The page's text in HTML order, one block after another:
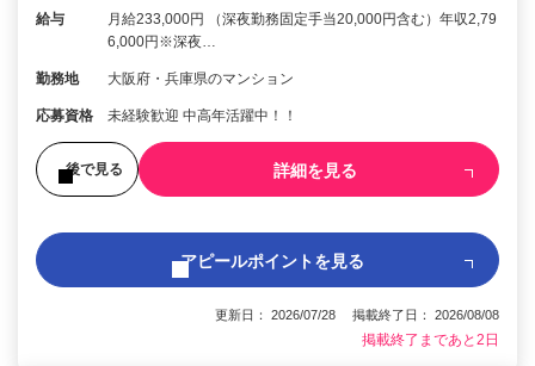
給与
月給233,000円 （深夜勤務固定手当20,000円含む）年収2,79
6,000円※深夜…
勤務地 大阪府・兵庫県のマンション
応募資格 未経験歓迎 中高年活躍中！！
後で見る 詳細を見る
アピールポイントを見る
更新日： 2026/07/28 掲載終了日： 2026/08/08
掲載終了まであと2日